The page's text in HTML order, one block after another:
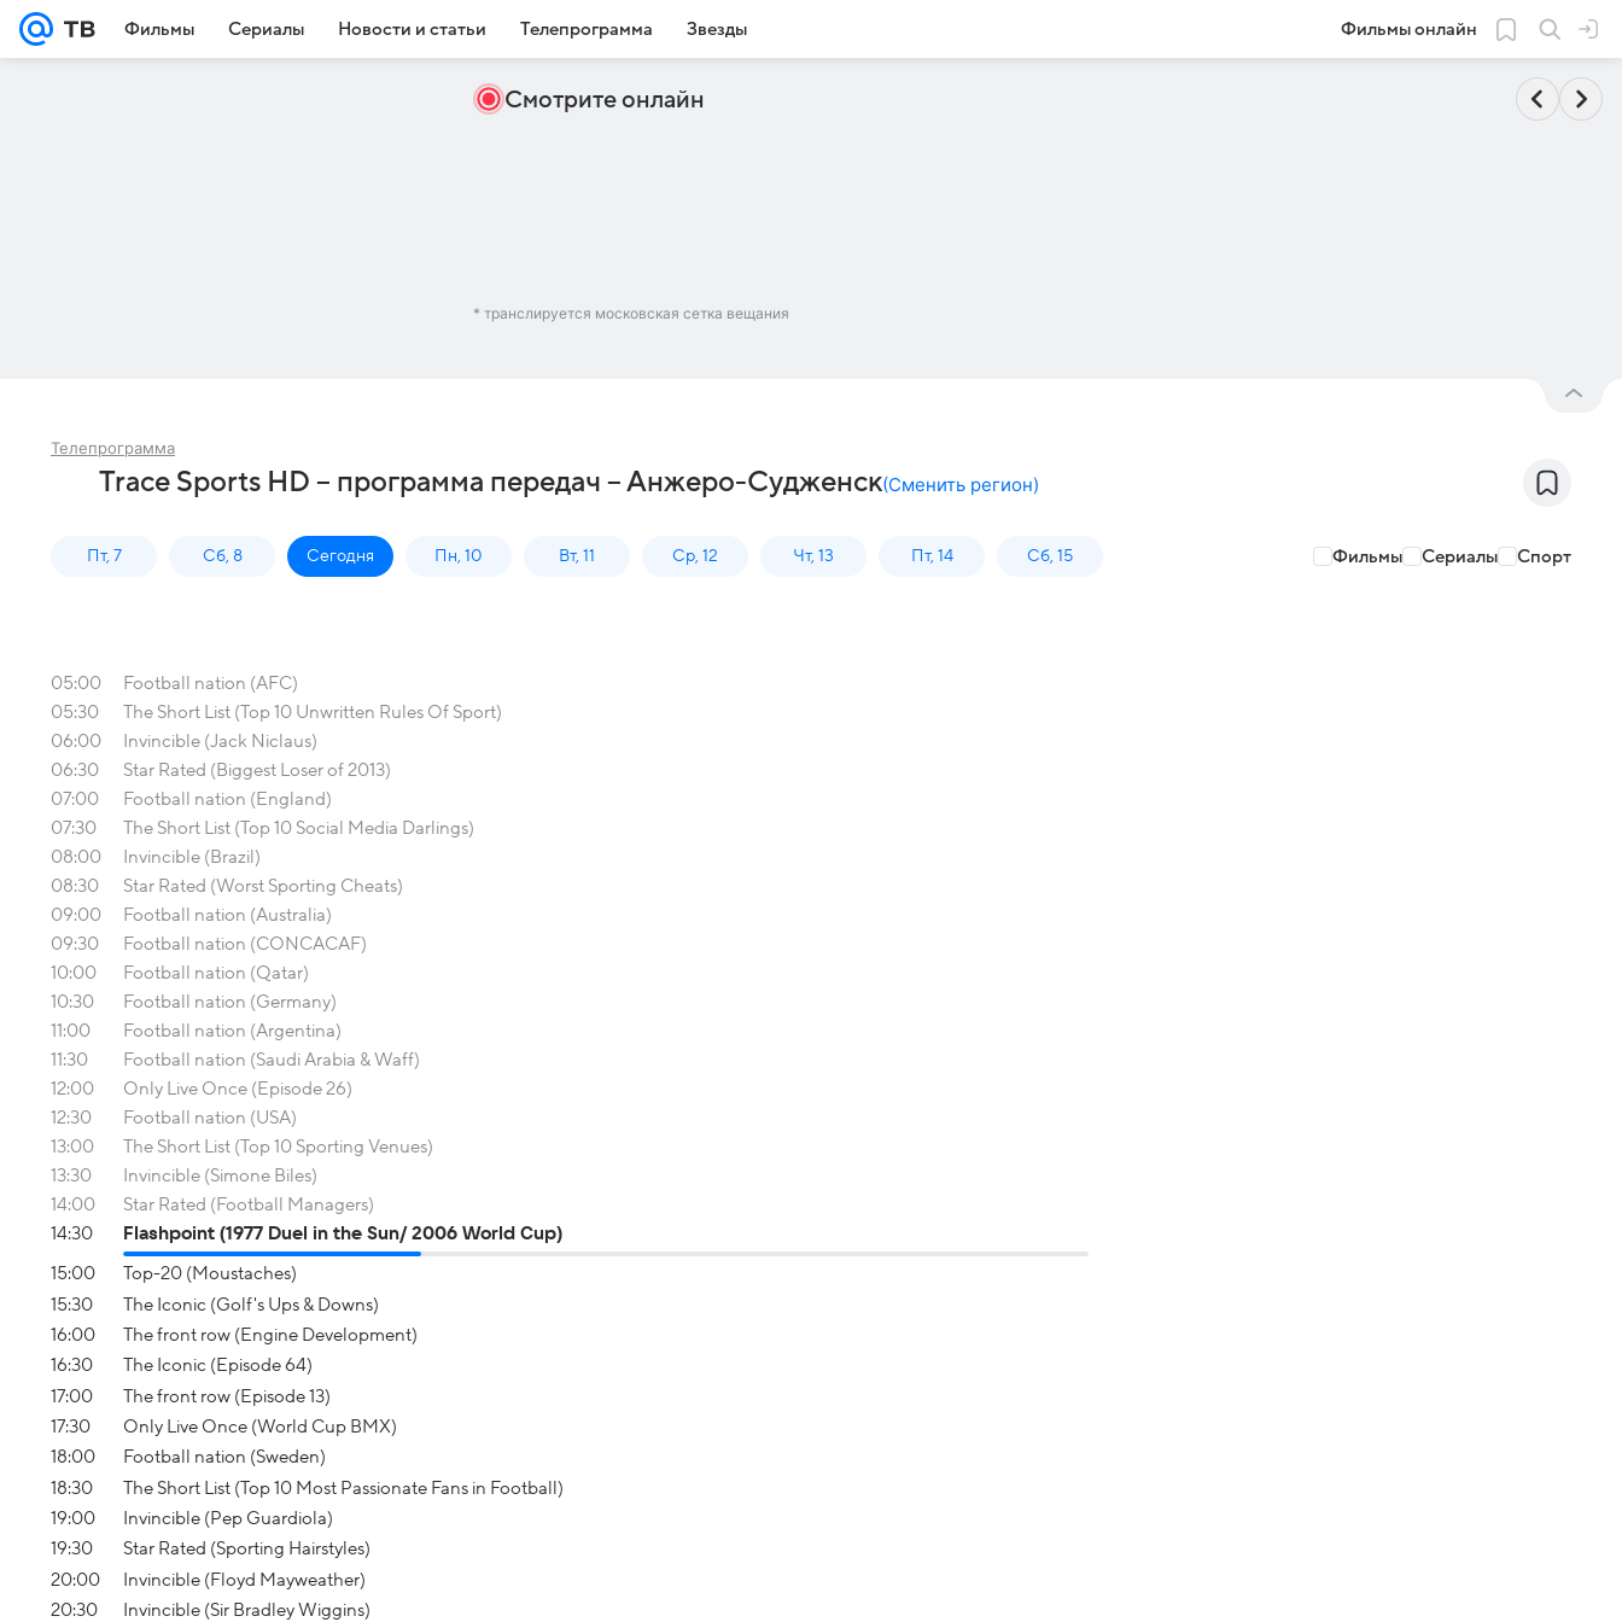
Фильмы Сериалы Новости и статьи Телепрограмма Звезды Фильмы онлайн
Смотрите онлайн
* транслируется московская сетка вещания
Телепрограмма
Trace Sports HD – программа передач – Анжеро-Судженск(Сменить регион)
Пт, 7 Сб, 8 Сегодня Пн, 10 Вт, 11 Ср, 12 Чт, 13 Пт, 14 Сб, 15 Фильмы Сериалы Спорт
05:00
Football nation (AFC)
05:30
The Short List (Top 10 Unwritten Rules Of Sport)
06:00
Invincible (Jack Niclaus)
06:30
Star Rated (Biggest Loser of 2013)
07:00
Football nation (England)
07:30
The Short List (Top 10 Social Media Darlings)
08:00
Invincible (Brazil)
08:30
Star Rated (Worst Sporting Cheats)
09:00
Football nation (Australia)
09:30
Football nation (CONCACAF)
10:00
Football nation (Qatar)
10:30
Football nation (Germany)
11:00
Football nation (Argentina)
11:30
Football nation (Saudi Arabia & Waff)
12:00
Only Live Once (Episode 26)
12:30
Football nation (USA)
13:00
The Short List (Top 10 Sporting Venues)
13:30
Invincible (Simone Biles)
14:00
Star Rated (Football Managers)
14:30
Flashpoint (1977 Duel in the Sun/ 2006 World Cup)
15:00
Top-20 (Moustaches)
15:30
The Iconic (Golf's Ups & Downs)
16:00
The front row (Engine Development)
16:30
The Iconic (Episode 64)
17:00
The front row (Episode 13)
17:30
Only Live Once (World Cup BMX)
18:00
Football nation (Sweden)
18:30
The Short List (Top 10 Most Passionate Fans in Football)
19:00
Invincible (Pep Guardiola)
19:30
Star Rated (Sporting Hairstyles)
20:00
Invincible (Floyd Mayweather)
20:30
Invincible (Sir Bradley Wiggins)